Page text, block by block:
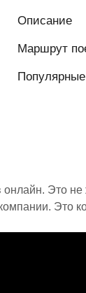
Описание
Маршрут
Это
Это